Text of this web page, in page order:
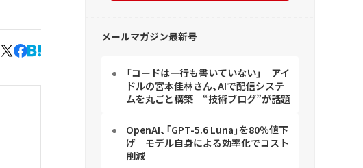
メールマガジン最新号
「コードは一行も書いていない」 アイ
ドルの宮本佳林さん、AIで配信システ
ムを丸ごと構築 “技術ブログ”が話題
OpenAI、「GPT-5.6 Luna」を80％値下
げ モデル自身による効率化でコスト
削減